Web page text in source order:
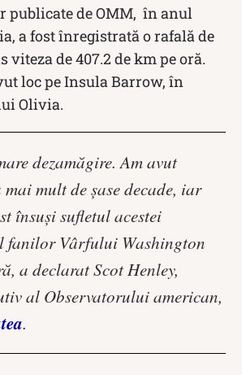
publicate de OMM, în anul
a fost înregistrată o rafală de
viteza de 407.2 de km pe oră.
loc pe Insula Barrow, în
Olivia.
dezamăgire. Am avut
mult de şase decade, iar
însuşi sufletul acestei
fanilor Vârfului Washington
a declarat Scot Henley,
al Observatorului american,
.